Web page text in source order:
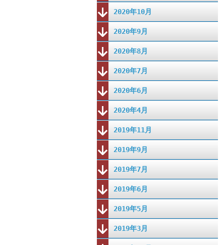
2020年10月
2020年9月
2020年8月
2020年7月
2020年6月
2020年4月
2019年11月
2019年9月
2019年7月
2019年6月
2019年5月
2019年3月